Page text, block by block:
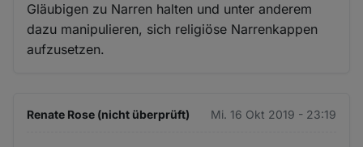
Gläubigen zu Narren halten und unter anderem
dazu manipulieren, sich religiöse Narrenkappen
aufzusetzen.
Renate Rose (nicht überprüft) Mi. 16 Okt 2019 - 23:19